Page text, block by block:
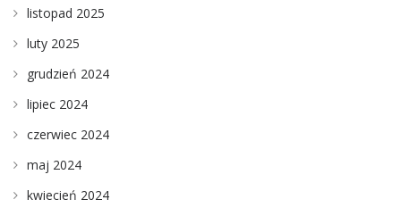
listopad 2025
luty 2025
grudzień 2024
lipiec 2024
czerwiec 2024
maj 2024
kwiecień 2024